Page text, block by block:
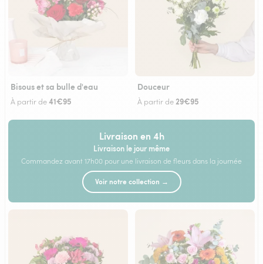
Bisous et sa bulle d'eau
À partir de41€95
Douceur
À partir de29€95
Livraison en 4h
Livraison le jour même
Commandez avant 17h00 pour une livraison de fleurs dans la journée
Voir notre collection →